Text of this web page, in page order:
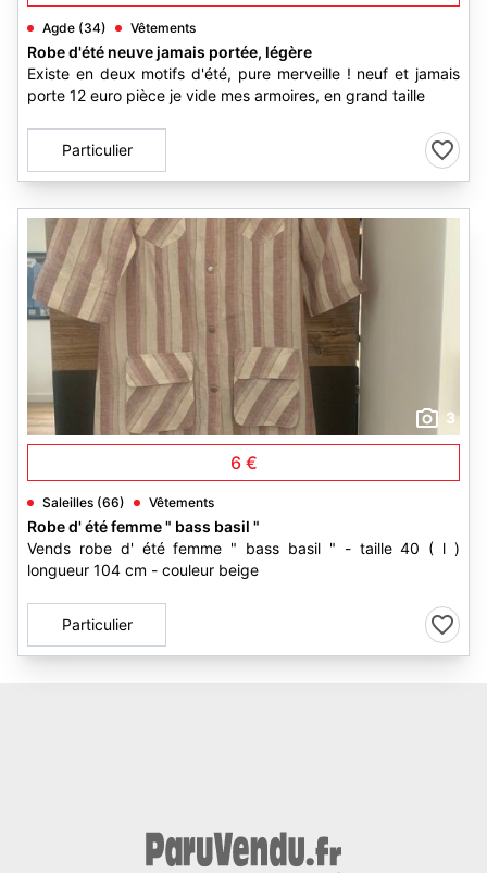
Agde (34) Vêtements
Robe d'été neuve jamais portée, légère
Existe en deux motifs d'été, pure merveille ! neuf et jamais
porte 12 euro pièce je vide mes armoires, en grand taille
Particulier
3
6 €
Saleilles (66) Vêtements
Robe d' été femme " bass basil "
Vends robe d' été femme " bass basil " - taille 40 ( l )
longueur 104 cm - couleur beige
Particulier